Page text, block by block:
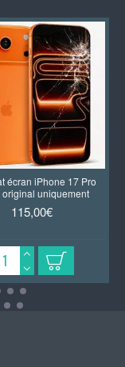
écran iPhone 17 Pro
original uniquement
115,00€